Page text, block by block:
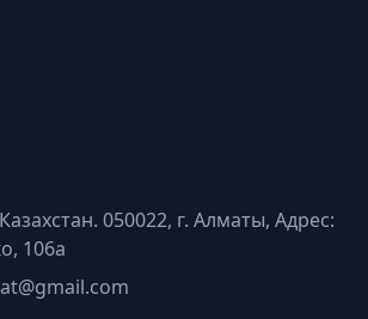
050022, г. Алматы, Адрес:
106а